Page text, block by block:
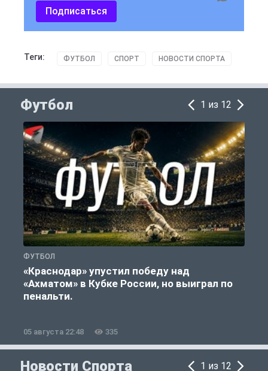
Подписаться
Теги: ФУТБОЛ СПОРТ НОВОСТИ СПОРТА
Футбол 1 из 12
ФУТБОЛ
«Краснодар» упустил победу над
«Ахматом» в Кубке России, но выиграл по
пенальти.
05 августа 22:48 335
Новости Спорта 1 из 12